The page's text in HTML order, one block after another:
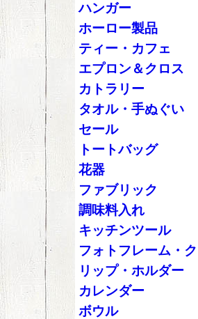
ハンガー
ホーロー製品
ティー・カフェ
エプロン＆クロス
カトラリー
タオル・手ぬぐい
セール
トートバッグ
花器
ファブリック
調味料入れ
キッチンツール
フォトフレーム・ク
リップ・ホルダー
カレンダー
ボウル